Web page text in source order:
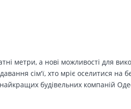
метри, а нові можливості для
сім'ї, хто мріє оселитися на
будівельних компаній